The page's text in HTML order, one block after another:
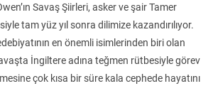
Bilim
Savaş Şiirleri, asker ve şair Tamer
tam yüz yıl sonra dilimize kazandırılıyor.
en önemli isimlerinden biri olan
İngiltere adına teğmen rütbesiyle görev
çok kısa bir süre kala cephede hayatını